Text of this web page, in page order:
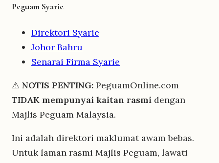
Peguam Syarie
Direktori Syarie
Johor Bahru
Senarai Firma Syarie
⚠ NOTIS PENTING: PeguamOnline.com
TIDAK mempunyai kaitan rasmi dengan
Majlis Peguam Malaysia.
Ini adalah direktori maklumat awam bebas.
Untuk laman rasmi Majlis Peguam, lawati